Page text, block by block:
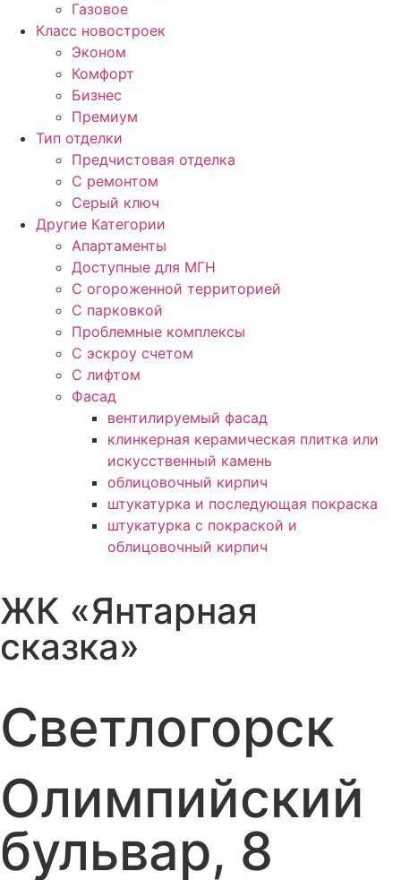
Газовое
Класс новостроек
Эконом
Комфорт
Бизнес
Премиум
Тип отделки
Предчистовая отделка
С ремонтом
Серый ключ
Другие Категории
Апартаменты
Доступные для МГН
С огороженной территорией
С парковкой
Проблемные комплексы
С эскроу счетом
С лифтом
Фасад
вентилируемый фасад
клинкерная керамическая плитка или
искусственный камень
облицовочный кирпич
штукатурка и последующая покраска
штукатурка с покраской и
облицовочный кирпич
ЖК «Янтарная
сказка»
Светлогорск
Олимпийский
бульвар, 8